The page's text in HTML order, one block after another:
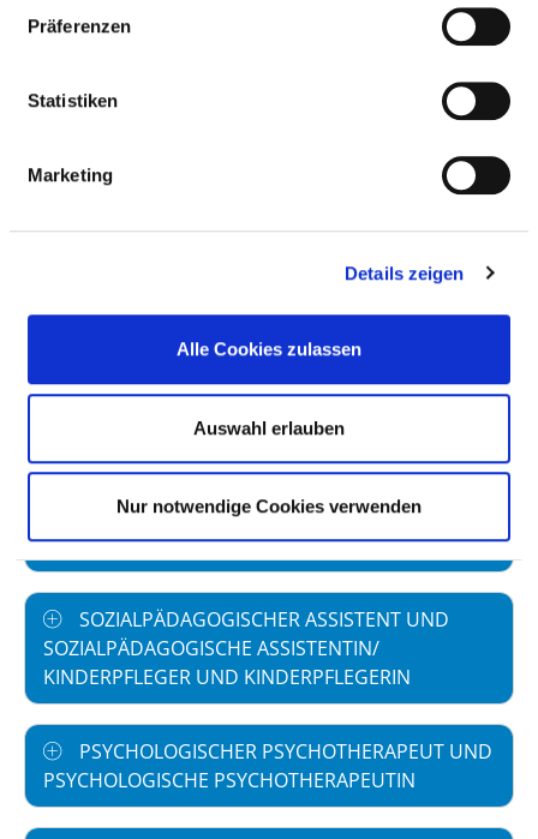
Präferenzen
Statistiken
Marketing
Details zeigen
Alle Cookies zulassen
Auswahl erlauben
Nur notwendige Cookies verwenden
TECHNISCHE RADIOLOGIEASSISTENTIN (MTRA)
MUSIKTHERAPEUT UND MUSIKTHERAPEUTIN
NOTFALLSANITÄTERINNEN UND –SANITÄTER
(AUSBILDUNGSDAUER 3 JAHRE)
ORTHOPTIST UND ORTHOPTISTIN /
PHYSIOTHERAPEUTIN
SOZIALARBEITER UND SOZIALARBEITERIN
SOZIALPÄDAGOGE UND SOZIALPÄDAGOGIN
SOZIALPÄDAGOGISCHER ASSISTENT UND
SOZIALPÄDAGOGISCHE ASSISTENTIN/
KINDERPFLEGER UND KINDERPFLEGERIN
PSYCHOLOGISCHER PSYCHOTHERAPEUT UND
PSYCHOLOGISCHE PSYCHOTHERAPEUTIN